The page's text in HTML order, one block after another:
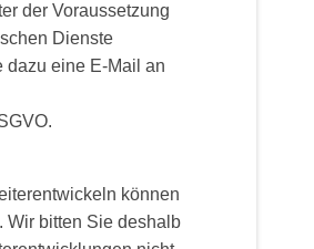
der Voraussetzung
Dienste
dazu eine E-Mail an
können
Wir bitten Sie deshalb